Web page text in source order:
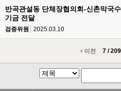
반곡관설동 단체장협의회-신촌막국
기금 전달
검증위원 2025.03.10
이전 7 / 209